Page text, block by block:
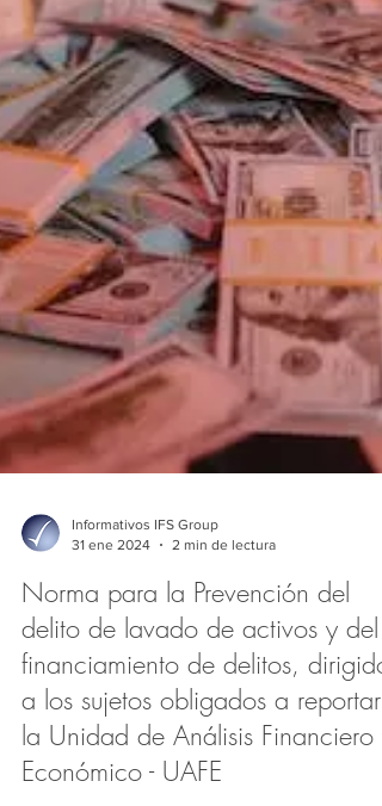
Informativos IFS Group
31 ene 2024
2 min de lectura
Norma para la Prevención del
delito de lavado de activos y del
financiamiento de delitos, dirigido